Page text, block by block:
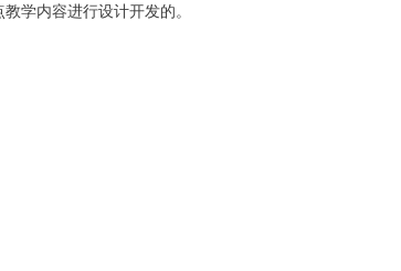
学内容进行设计开发的。